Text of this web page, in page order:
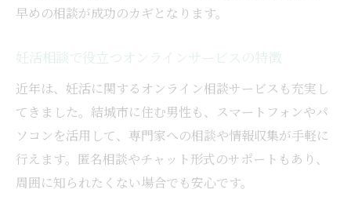
早めの相談が成功のカギとなります。
妊活相談で役立つオンラインサービスの特徴
近年は、妊活に関するオンライン相談サービスも充実し
てきました。結城市に住む男性も、スマートフォンやパ
ソコンを活用して、専門家への相談や情報収集が手軽に
行えます。匿名相談やチャット形式のサポートもあり、
周囲に知られたくない場合でも安心です。